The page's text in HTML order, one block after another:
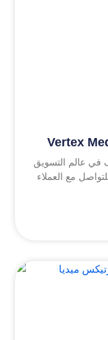
مع العملاء